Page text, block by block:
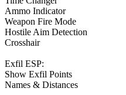
Ammo Indicator
Weapon Fire Mode
Hostile Aim Detection
Crosshair
Exfil ESP:
Show Exfil Points
Names & Distances